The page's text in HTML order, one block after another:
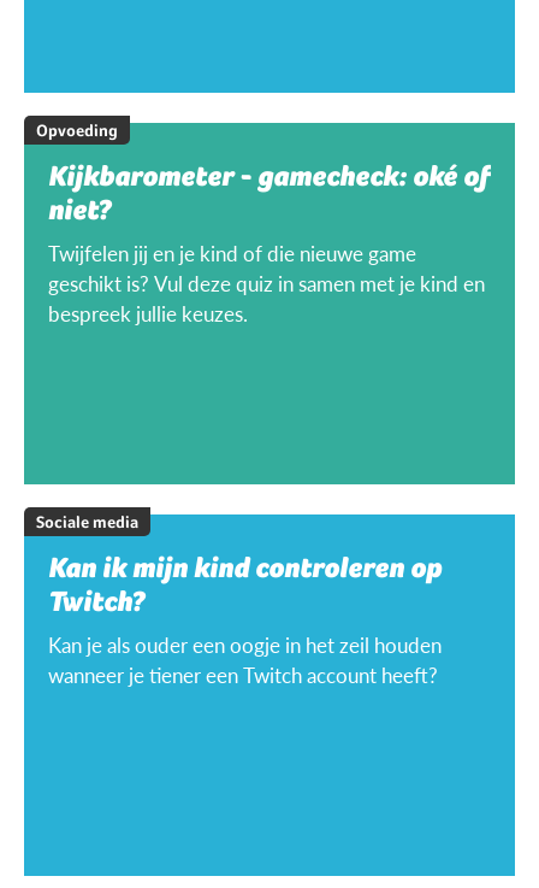
Opvoeding
Kijkbarometer - gamecheck: oké of
niet?
Twijfelen jij en je kind of die nieuwe game
geschikt is? Vul deze quiz in samen met je kind en
bespreek jullie keuzes.
Sociale media
Kan ik mijn kind controleren op
Twitch?
Kan je als ouder een oogje in het zeil houden
wanneer je tiener een Twitch account heeft?